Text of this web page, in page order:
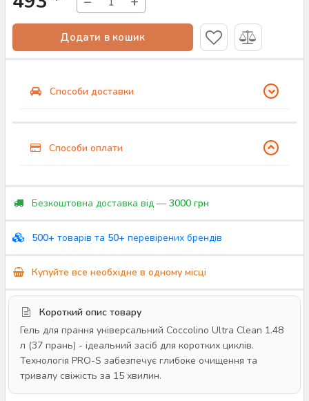
Додати в кошик
Способи доставки
Способи оплати
Безкоштовна доставка від — 3000 грн
500+ товарів та 50+ перевірених брендів
Купуйте все необхідне в одному місці
Короткий опис товару
Гель для прання універсальний Coccolino Ultra Clean 1.48
л (37 прань) - ідеальний засіб для коротких циклів.
Технологія PRO-S забезпечує глибоке очищення та
тривалу свіжість за 15 хвилин.